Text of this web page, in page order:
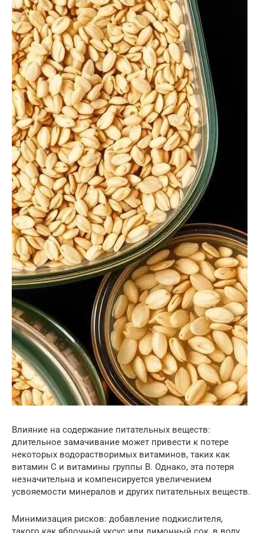
Влияние на содержание питательных веществ:
длительное замачивание может привести к потере
некоторых водорастворимых витаминов, таких как
витамин C и витамины группы B. Однако, эта потеря
незначительна и компенсируется увеличением
усвояемости минералов и других питательных веществ.
Минимизация рисков: добавление подкислителя,